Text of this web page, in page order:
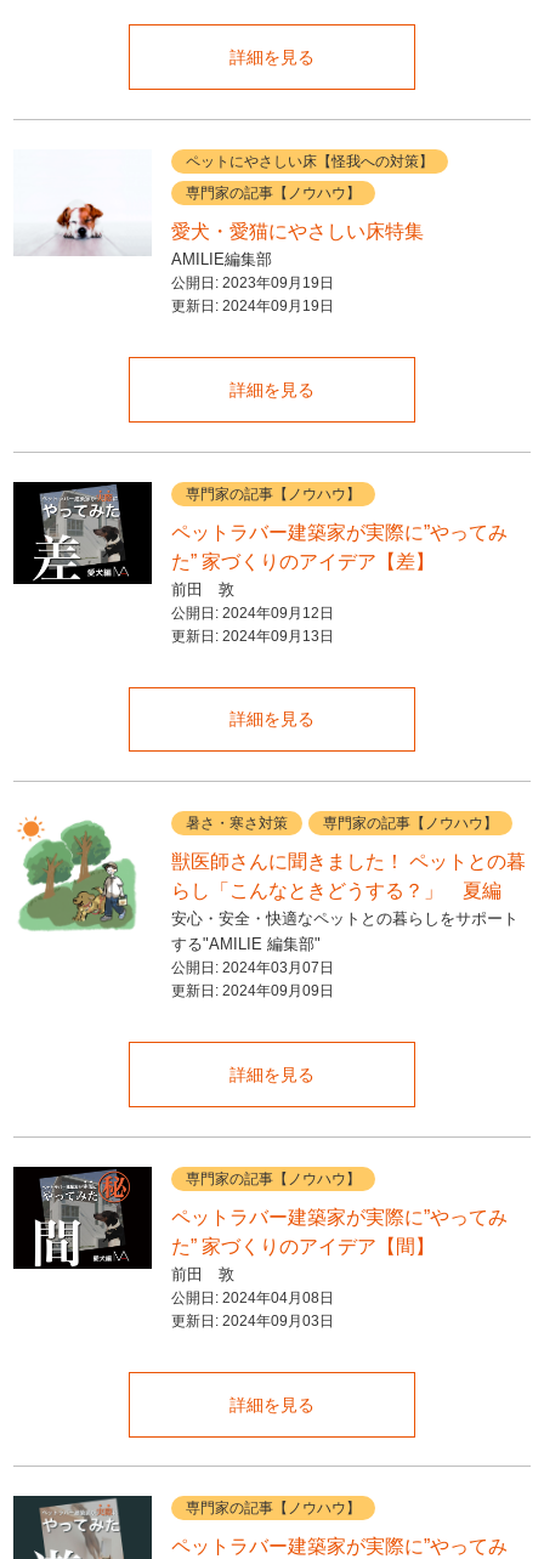
詳細を見る
ペットにやさしい床【怪我への対策】
専門家の記事【ノウハウ】
愛犬・愛猫にやさしい床特集
AMILIE編集部
公開日: 2023年09月19日
更新日: 2024年09月19日
詳細を見る
専門家の記事【ノウハウ】
ペットラバー建築家が実際に”やってみ
た” 家づくりのアイデア【差】
前田 敦
公開日: 2024年09月12日
更新日: 2024年09月13日
詳細を見る
暑さ・寒さ対策 専門家の記事【ノウハウ】
獣医師さんに聞きました！ ペットとの暮
らし「こんなときどうする？」 夏編
安心・安全・快適なペットとの暮らしをサポート
する"AMILIE 編集部"
公開日: 2024年03月07日
更新日: 2024年09月09日
詳細を見る
専門家の記事【ノウハウ】
ペットラバー建築家が実際に”やってみ
た” 家づくりのアイデア【間】
前田 敦
公開日: 2024年04月08日
更新日: 2024年09月03日
詳細を見る
専門家の記事【ノウハウ】
ペットラバー建築家が実際に”やってみ